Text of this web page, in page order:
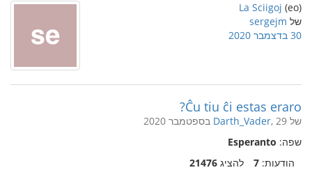
(eo)
La Sciigoj
של sergejm
30 בדצמבר 2020
Ĉu tiu ĉi estas eraro?
של Darth_Vader, 29 בספטמבר 2020
שפה: Esperanto
הודעות: 7 להציג 21476